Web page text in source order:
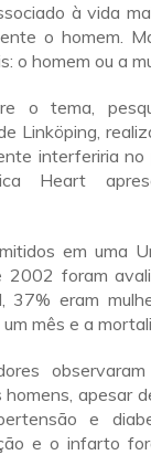
à vida
o homem.
o homem ou a
o tema,
Linköping,
interferiria
Heart
em uma
foram
37% eram
mês e a
homens, apesar
e
e o infarto